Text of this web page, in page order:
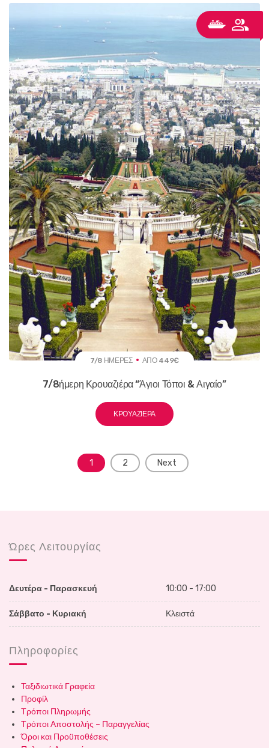
7/8 ΗΜΈΡΕΣ ΑΠΌ 449€
7/8ήμερη Κρουαζιέρα “Άγιοι Τόποι & Αιγαίο”
ΚΡΟΥΑΖΙΈΡΑ
1 2 Next
Ώρες Λειτουργίας
Δευτέρα - Παρασκευή 10:00 - 17:00
Σάββατο - Κυριακή Κλειστά
Πληροφορίες
Ταξιδιωτικά Γραφεία
Προφίλ
Τρόποι Πληρωμής
Τρόποι Αποστολής – Παραγγελίας
Όροι και Προϋποθέσεις